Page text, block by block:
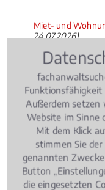
Miet- und
24.07.2026)
Was
unbedingt
Funktionsfähigkeit
Außerdem setzen
Website im Sinne
Mit dem Klick
stimmen Sie
genannten
Button
die eingesetzten